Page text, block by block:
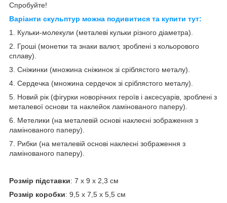
Спробуйте!
Варіанти скульптур можна подивитися та купити тут:
1. Кульки-молекули (металеві кульки різного діаметра).
2. Гроші (монетки та знаки валют, зроблені з кольорового
сплаву).
3. Сніжинки (множина сніжинок зі сріблястого металу).
4. Сердечка (множина сердечок зі сріблястого металу).
5. Новий рік (фігурки новорічних героїв і аксесуарів, зроблені з
металевої основи та наклейок ламінованого паперу).
6. Метелики (на металевій основі наклеєні зображення з
ламінованого паперу).
7. Рибки (на металевій основі наклеєні зображення з
ламінованого паперу).
Розмір підставки: 7 х 9 х 2,3 см
Розмір коробки: 9,5 х 7,5 х 5,5 см